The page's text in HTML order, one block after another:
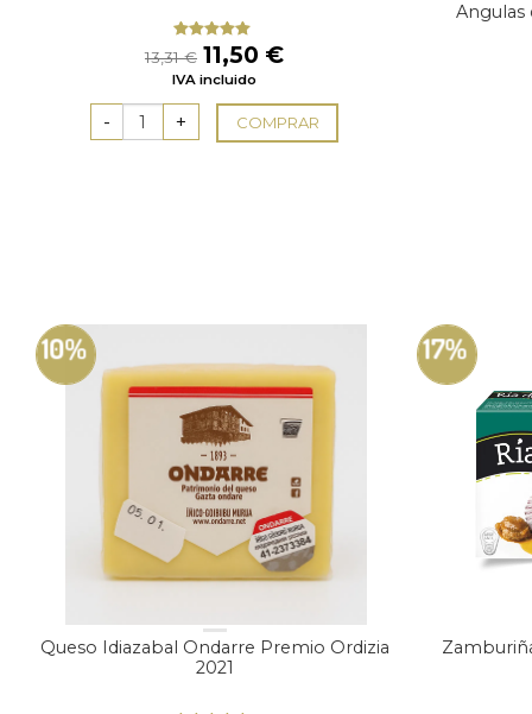
Valorado
con
5.00de
5
13,31€ El
precio
original
era:
13,31 €.
11,50 €El
actual
es:
11,50 €.
IVA incluido
COMPRAR
Angulas
10%
Queso Idiazabal Ondarre Premio Ordizia
2021
17%